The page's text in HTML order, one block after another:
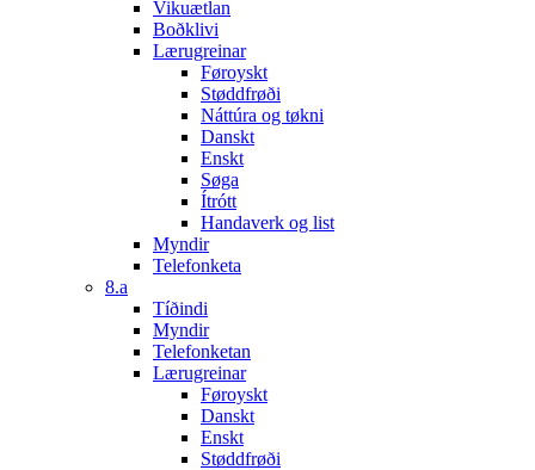
Vikuætlan
Boðklivi
Lærugreinar
Føroyskt
Støddfrøði
Náttúra og tøkni
Danskt
Enskt
Søga
Ítrótt
Handaverk og list
Myndir
Telefonketa
8.a
Tíðindi
Myndir
Telefonketan
Lærugreinar
Føroyskt
Danskt
Enskt
Støddfrøði